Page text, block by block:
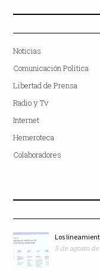
Noticias
Comunicación Política
Libertad de Prensa
Radio y Tv
Internet
Hemeroteca
Colaboradores
Los
5 de agosto